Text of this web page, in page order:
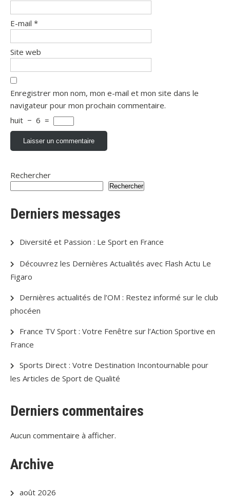
E-mail *
Site web
Enregistrer mon nom, mon e-mail et mon site dans le
navigateur pour mon prochain commentaire.
huit − 6 =
Rechercher
Rechercher
Derniers messages
Diversité et Passion : Le Sport en France
Découvrez les Dernières Actualités avec Flash Actu Le
Figaro
Dernières actualités de l’OM : Restez informé sur le club
phocéen
France TV Sport : Votre Fenêtre sur l’Action Sportive en
France
Sports Direct : Votre Destination Incontournable pour
les Articles de Sport de Qualité
Derniers commentaires
Aucun commentaire à afficher.
Archive
août 2026